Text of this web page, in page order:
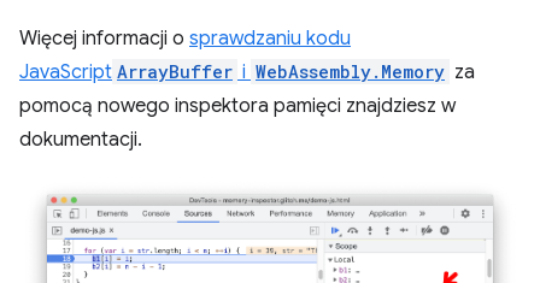
Więcej informacji o sprawdzaniu kodu
JavaScript ArrayBuffer i WebAssembly.Memory za
pomocą nowego inspektora pamięci znajdziesz w
dokumentacji.